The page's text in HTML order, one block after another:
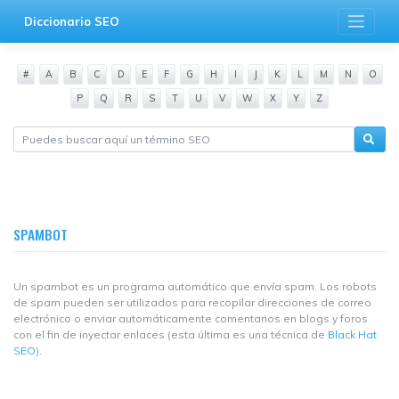
Diccionario SEO
# A B C D E F G H I J K L M N
O
P
Q R S T U V W X Y Z
SPAMBOT
Un spambot es un programa automático que envía spam. Los robots
de spam pueden ser utilizados para recopilar direcciones de correo
electrónico o enviar automáticamente comentarios en blogs y foros
con el fin de inyectar enlaces (esta última es una técnica de Black Hat
SEO).